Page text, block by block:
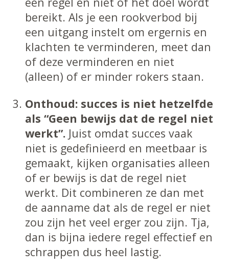
bereikt. Als je een rookverbod bij
een uitgang instelt om ergernis en
klachten te verminderen, meet dan
of deze verminderen en niet
(alleen) of er minder rokers staan.
Onthoud: succes is niet hetzelfde
als “Geen bewijs dat de regel niet
werkt”. Juist omdat succes vaak
niet is gedefinieerd en meetbaar is
gemaakt, kijken organisaties alleen
of er bewijs is dat de regel niet
werkt. Dit combineren ze dan met
de aanname dat als de regel er niet
zou zijn het veel erger zou zijn. Tja,
dan is bijna iedere regel effectief en
schrappen dus heel lastig.